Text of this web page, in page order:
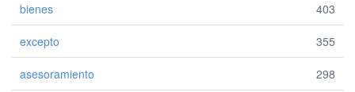
bienes 403
excepto 355
asesoramiento 298